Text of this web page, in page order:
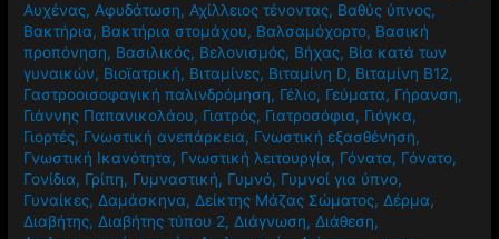
Αυχένας,Αφυδάτωση,Αχίλλειος τένοντας, Βαθύς ύπνος,
Βακτήρια, Βακτήρια στομάχου, Βαλσαμόχορτο, Βασική
προπόνηση, Βασιλικός, Βελονισμός, Βήχας, Βία κατά των
γυναικών, Βιοϊατρική, Βιταμίνες, Βιταμίνη D, Βιταμίνη Β12,
Γαστροοισοφαγική παλινδρόμηση, Γέλιο, Γεύματα, Γήρανση,
Γιάννης Παπανικολάου, Γιατρός, Γιατροσόφια, Γιόγκα,
Γιορτές, Γνωστική ανεπάρκεια, Γνωστική εξασθένηση,
Γνωστική Ικανότητα, Γνωστική λειτουργία, Γόνατα, Γόνατο,
Γονίδια, Γρίπη, Γυμναστική, Γυμνό, Γυμνοί για ύπνο,
Γυναίκες,Δαμάσκηνα,Δείκτης Μάζας Σώματος,Δέρμα,
Διαβήτης,Διαβήτης τύπου 2,Διάγνωση,Διάθεση,